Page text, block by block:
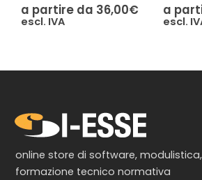
a partire da 36,00€
escl. IVA
a
escl.
online store di software,
formazione tecnico normativa